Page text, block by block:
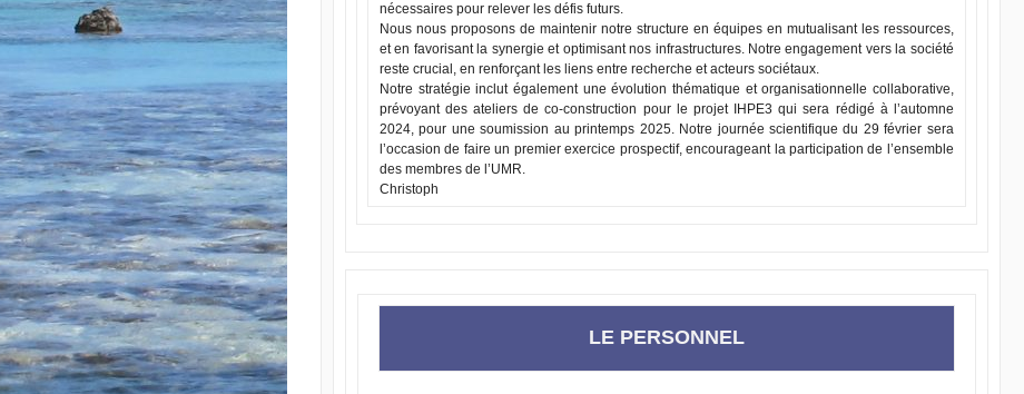
nécessaires pour relever les défis futurs.
Nous nous proposons de maintenir notre structure en équipes en mutualisant les ressources,
et en favorisant la synergie et optimisant nos infrastructures. Notre engagement vers la société
reste crucial, en renforçant les liens entre recherche et acteurs sociétaux.
Notre stratégie inclut également une évolution thématique et organisationnelle collaborative,
prévoyant des ateliers de co-construction pour le projet IHPE3 qui sera rédigé à l’automne
2024, pour une soumission au printemps 2025. Notre journée scientifique du 29 février sera
l’occasion de faire un premier exercice prospectif, encourageant la participation de l’ensemble
des membres de l’UMR.
Christoph
LE PERSONNEL